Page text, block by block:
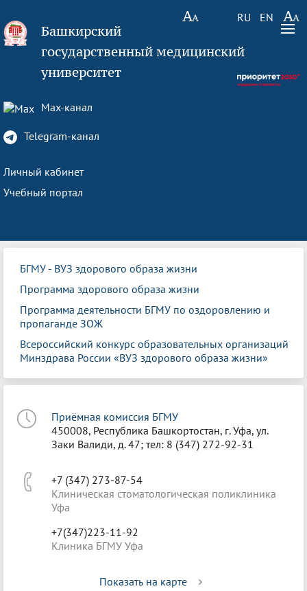
RU EN
Башкирский
государственный медицинский
университет
Max-канал
Telegram-канал
Личный кабинет
Учебный портал
БГМУ - ВУЗ здорового образа жизни
Программа здорового образа жизни
Программа деятельности БГМУ по оздоровлению и
пропаганде ЗОЖ
Всероссийский конкурс образовательных организаций
Минздрава России «ВУЗ здорового образа жизни»
Приёмная комиссия БГМУ
450008, Республика Башкортостан, г. Уфа, ул.
Заки Валиди, д. 47; тел: 8 (347) 272-92-31
+7 (347) 273-87-54
Клиническая стоматологическая поликлиника
Уфа
+7(347)223-11-92
Клиника БГМУ Уфа
Показать на карте